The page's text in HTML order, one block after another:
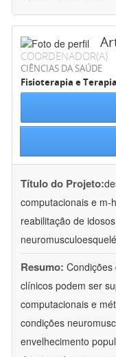
COORDENADOR(A)
CIÊNCIAS DA SAÚDE
Fisioterapia e
Título do Projeto:
computacionais e m-
reabilitação de
Resumo:
clínicos podem ser
computacionais e
condições
envelhecimento